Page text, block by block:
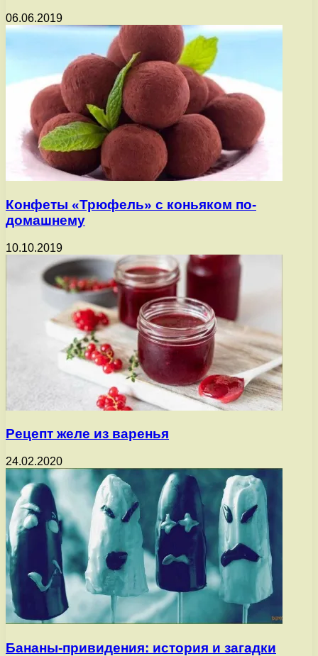
06.06.2019
Конфеты «Трюфель» с коньяком по-
домашнему
10.10.2019
Рецепт желе из варенья
24.02.2020
Бананы-привидения: история и загадки